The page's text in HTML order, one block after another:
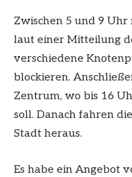
Zwischen 5 und 9
laut einer Mitteilung
verschiedene
blockieren.
Zentrum, wo bis 16
soll. Danach fahren
Stadt heraus.
Es habe ein Angebot